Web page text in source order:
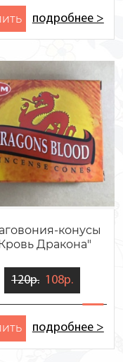
подробнее >
конусы
Дракона"
120р. 108р.
подробнее >